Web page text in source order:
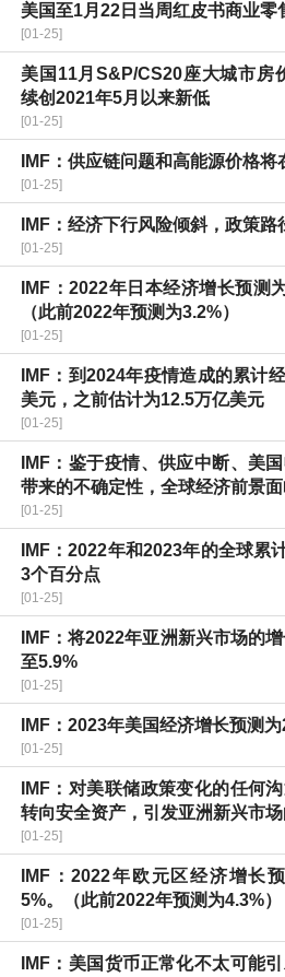
美国至1月22日当周红皮书商业零
[01-25]
美国11月S&P/CS20座大城市房
续创2021年5月以来新低
[01-25]
IMF：供应链问题和高能源价格
[01-25]
IMF：经济下行风险倾斜，政策路
[01-25]
IMF：2022年日本经济增长预测
（此前2022年预测为3.2%）
[01-25]
IMF：到2024年疫情造成的累计
美元，之前估计为12.5万亿美元
[01-25]
IMF：鉴于疫情、供应中断、美
带来的不确定性，全球经济前景
[01-25]
IMF：2022年和2023年的全球累
3个百分点
[01-25]
IMF：将2022年亚洲新兴市场的
至5.9%
[01-25]
IMF：2023年美国经济增长预测
[01-25]
IMF：对美联储政策变化的任何
转向安全资产，引发亚洲新兴市
[01-25]
IMF：2022年欧元区经济增长
5%。（此前2022年预测为4.3%）
[01-25]
IMF：美国货币正常化不太可能